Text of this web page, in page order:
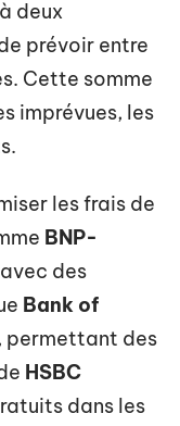
deux
prévoir entre
Cette somme
imprévues, les
les frais de
BNP-
des
Bank of
permettant des
HSBC
dans les